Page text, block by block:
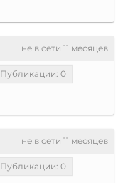
не в сети 11 месяцев
Публикации: 0
не в сети 11 месяцев
Публикации: 0